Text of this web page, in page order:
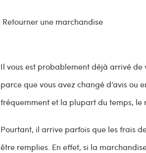
Retourner une marchandise
Il vous est probablement déjà arrivé
parce que vous avez changé d’avis ou
fréquemment et la plupart du temps, le
Pourtant, il arrive parfois que les frais
être remplies. En effet, si la